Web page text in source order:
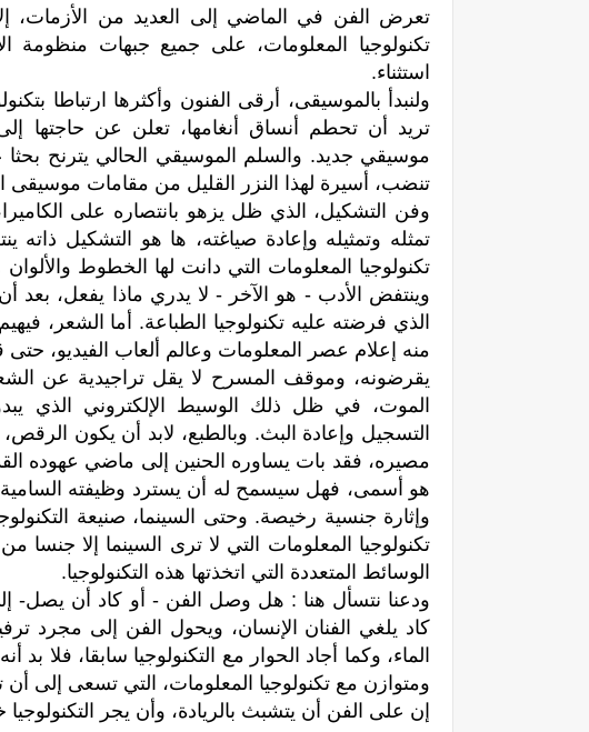
تعرض الفن في الماضي إلى العديد من الأزمات،
تكنولوجيا المعلومات، على جميع جبهات منظومة
استثناء.
ولنبدأ بالموسيقى، أرقى الفنون وأكثرها ارتباطا
تريد أن تحطم أنساق أنغامها، تعلن عن حاجتها
موسیقي جدید. والسلم الموسيقي الحالي يترنح
تنضب، أسيرة لهذا النزر القليل من مقامات موسيقى
وفن التشكيل، الذي ظل يزهو بانتصاره على
تمثله وتمثيله وإعادة صياغته، ها هو التشكيل
تكنولوجيا المعلومات التي دانت لها الخطوط
وينتفض الأدب - هو الآخر - لا يدري ماذا يفعل، بعد
الذي فرضته عليه تكنولوجيا الطباعة. أما الشعر،
منه إعلام عصر المعلومات وعالم ألعاب الفيديو،
يقرضونه، وموقف المسرح لا يقل تراجيدية عن
الموت، في ظل ذلك الوسيط الإلكتروني الذي
التسجيل وإعادة البث. وبالطبع، لابد أن يكون
مصيره، فقد بات يساوره الحنين إلى ماضي عهوده
هو أسمى، فهل سيسمح له أن يسترد وظيفته السامية
وإثارة جنسية رخيصة. وحتى السينما، صنيعة
تكنولوجيا المعلومات التي لا ترى السينما إلا
الوسائط المتعددة التي اتخذتها هذه التكنولوجيا.
ودعنا نتسأل هنا : هل وصل الفن - أو كاد أن يصل-
كاد يلغي الفنان الإنسان، ويحول الفن إلى مجرد
الماء، وكما أجاد الحوار مع التكنولوجيا سابقا، فلا
ومتوازن مع تكنولوجيا المعلومات، التي تسعى إلى
إن على الفن أن يتشبث بالريادة، وأن يجر التكنولوجيا